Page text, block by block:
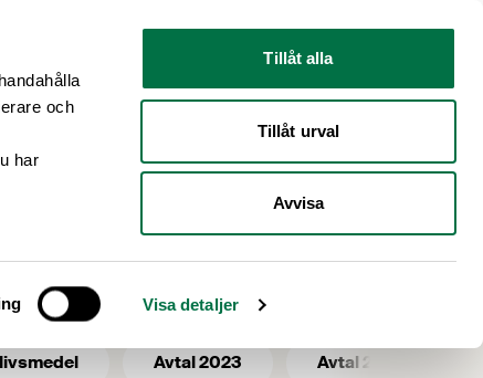
och
har
Visa detaljer
Tillåt alla
Tillåt urval
Avvisa
Avtal 2023 Avtal 2025